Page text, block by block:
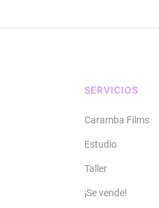
SERVICIOS
Caramba Films
Estudio
Taller
¡Se vende!